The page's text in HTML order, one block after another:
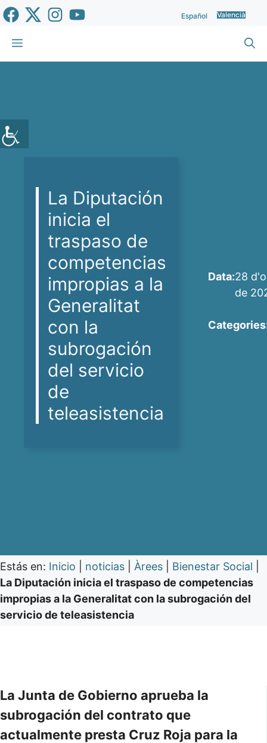
Vés
al
contingut
Español Valencià
Menu
La Diputación
inicia el
traspaso de
competencias
impropias a la
Generalitat
con la
subrogación
del servicio
de
teleasistencia
Data:28
de
Estás en: Inicio noticias Àrees Bienestar Social
La Diputación inicia el traspaso de competencias
impropias a la Generalitat con la subrogación del
servicio de teleasistencia
La Junta de Gobierno aprueba la
subrogación del contrato que
actualmente presta Cruz Roja para la